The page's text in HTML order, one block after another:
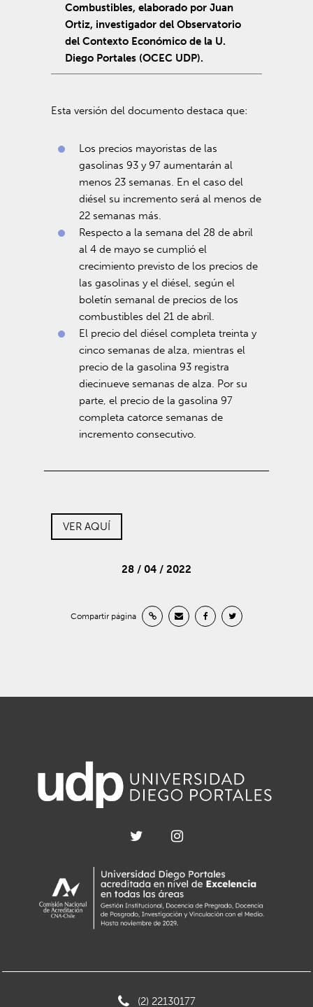
Combustibles, elaborado por Juan
Ortiz, investigador del Observatorio
del Contexto Económico de la U.
Diego Portales (OCEC UDP).
Esta versión del documento destaca que:
Los precios mayoristas de las
gasolinas 93 y 97 aumentarán al
menos 23 semanas. En el caso del
diésel su incremento será al menos de
22 semanas más.
Respecto a la semana del 28 de abril
al 4 de mayo se cumplió el
crecimiento previsto de los precios de
las gasolinas y el diésel, según el
boletín semanal de precios de los
combustibles del 21 de abril.
El precio del diésel completa treinta y
cinco semanas de alza, mientras el
precio de la gasolina 93 registra
diecinueve semanas de alza. Por su
parte, el precio de la gasolina 97
completa catorce semanas de
incremento consecutivo.
VER AQUÍ
28 / 04 / 2022
Compartir página
(2) 22130177